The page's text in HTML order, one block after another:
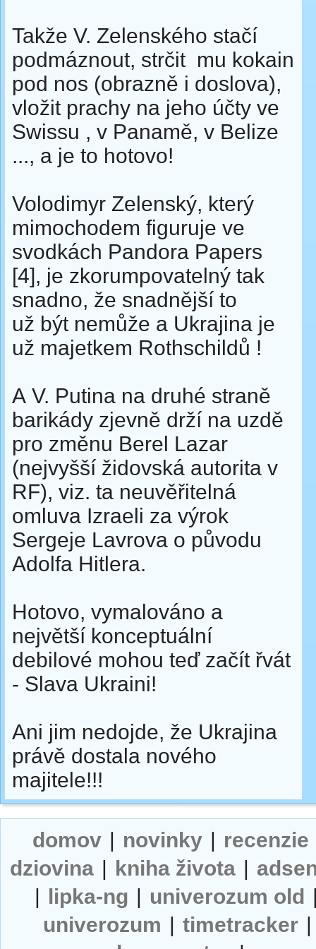
Takže V. Zelenského stačí
podmáznout, strčit mu kokain
pod nos (obrazně i doslova),
vložit prachy na jeho účty ve
Swissu , v Panamě, v Belize
..., a je to hotovo!
Volodimyr Zelenský, který
mimochodem figuruje ve
svodkách Pandora Papers
[4], je zkorumpovatelný tak
snadno, že snadnější to
už být nemůže a Ukrajina je
už majetkem Rothschildů !
A V. Putina na druhé straně
barikády zjevně drží na uzdě
pro změnu Berel Lazar
(nejvyšší židovská autorita v
RF), viz. ta neuvěřitelná
omluva Izraeli za výrok
Sergeje Lavrova o původu
Adolfa Hitlera.
Hotovo, vymalováno a
největší konceptuální
debilové mohou teď začít řvát
- Slava Ukraini!
Ani jim nedojde, že Ukrajina
právě dostala nového
majitele!!!
domov | novinky | recenzie
dziovina | kniha života |
| lipka-ng | univerozum old
univerozum | timetracker |